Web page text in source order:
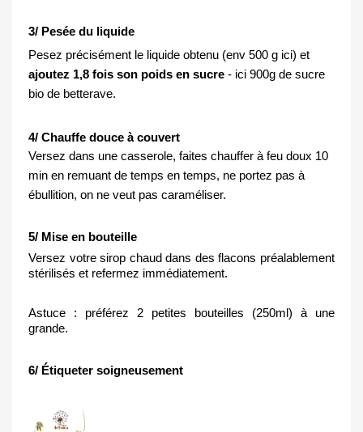
3/ Pesée du liquide
Pesez précisément le liquide obtenu (env 500 g ici) et
ajoutez 1,8 fois son poids en sucre - ici 900g de sucre
bio de betterave.
4/ Chauffe douce à couvert
Versez dans une casserole, faites chauffer à feu doux 10
min en remuant de temps en temps, ne portez pas à
ébullition, on ne veut pas caraméliser.
5/ Mise en bouteille
Versez votre sirop chaud dans des flacons préalablement
stérilisés et refermez immédiatement.
Astuce : préférez 2 petites bouteilles (250ml) à une
grande.
6/ Étiqueter soigneusement